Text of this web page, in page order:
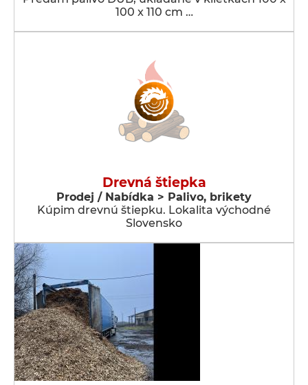
100 x 110 cm …
Drevná štiepka
Prodej / Nabídka > Palivo, brikety
Kúpim drevnú štiepku. Lokalita východné
Slovensko